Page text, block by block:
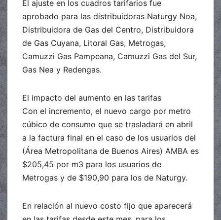
El ajuste en los cuadros tarifarios fue
aprobado para las distribuidoras Naturgy Noa,
Distribuidora de Gas del Centro, Distribuidora
de Gas Cuyana, Litoral Gas, Metrogas,
Camuzzi Gas Pampeana, Camuzzi Gas del Sur,
Gas Nea y Redengas.
El impacto del aumento en las tarifas
Con el incremento, el nuevo cargo por metro
cúbico de consumo que se trasladará en abril
a la factura final en el caso de los usuarios del
(Área Metropolitana de Buenos Aires) AMBA es
$205,45 por m3 para los usuarios de
Metrogas y de $190,90 para los de Naturgy.
En relación al nuevo costo fijo que aparecerá